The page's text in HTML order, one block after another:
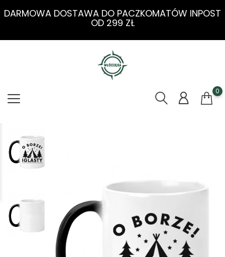
DARMOWA DOSTAWA DO PACZKOMATÓW INPOST
OD 299 ZŁ
0